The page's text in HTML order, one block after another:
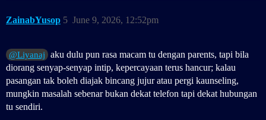
ZainabYusop June 9, 2026, 12:52pm
5
@Liyanaj
aku dulu pun rasa macam tu dengan parents, tapi bila
diorang senyap-senyap intip, kepercayaan terus hancur; kalau
pasangan tak boleh diajak bincang jujur atau pergi kaunseling,
mungkin masalah sebenar bukan dekat telefon tapi dekat hubungan
tu sendiri.